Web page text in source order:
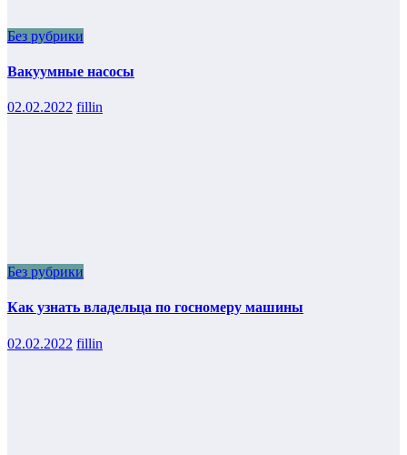
Без рубрики
Вакуумные насосы
02.02.2022 fillin
Без рубрики
Как узнать владельца по госномеру машины
02.02.2022 fillin